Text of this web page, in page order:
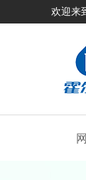
欢迎来